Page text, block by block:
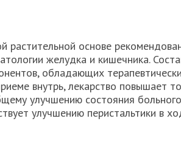
растительной основе
желудка и кишечника.
обладающих
внутрь, лекарство повышает
улучшению состояния
улучшению перистальтики в